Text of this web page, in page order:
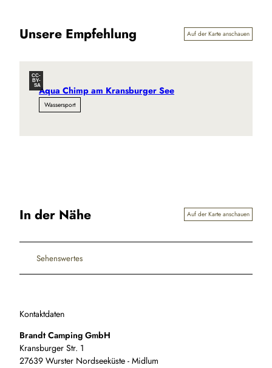
Unsere Empfehlung Auf der Karte anschauen
CC-
BY-
SAAqua Chimp am Kransburger See
Wassersport
In der Nähe Auf der Karte anschauen
Sehenswertes
Kontaktdaten
Brandt Camping GmbH
Kransburger Str. 1
27639 Wurster Nordseeküste - Midlum